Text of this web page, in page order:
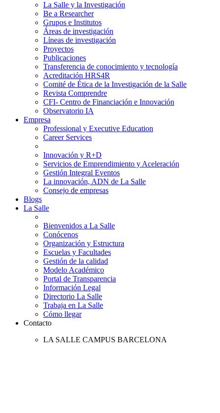
La Salle y la Investigación
Be a Researcher
Grupos e Institutos
Áreas de investigación
Líneas de investigación
Proyectos
Publicaciones
Transferencia de conocimiento y tecnología
Acreditación HRS4R
Comité de Ética de la Investigación de la Salle
Revista Comprendre
CFI- Centro de Financiación e Innovación
Observatorio IA
Empresa
Professional y Executive Education
Career Services
Innovación y R+D
Servicios de Emprendimiento y Aceleración
Gestión Integral Eventos
La innovación, ADN de La Salle
Consejo de empresas
Blogs
La Salle
Bienvenidos a La Salle
Conócenos
Organización y Estructura
Escuelas y Facultades
Gestión de la calidad
Modelo Académico
Portal de Transparencia
Información Legal
Directorio La Salle
Trabaja en La Salle
Cómo llegar
Contacto
LA SALLE CAMPUS BARCELONA